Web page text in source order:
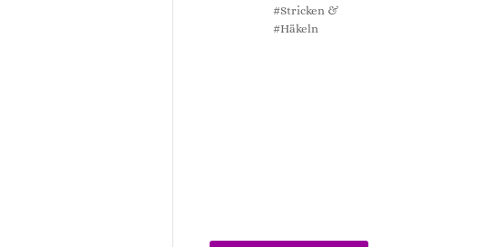
#Stricken &
#Häkeln